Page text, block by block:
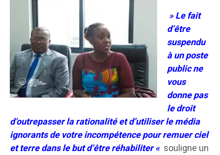
» Le fait
d’être
suspendu
à un poste
public ne
vous
donne pas
le droit
d’outrepasser la rationalité et d’utiliser le média
ignorants de votre incompétence pour remuer ciel
et terre dans le but d’être réhabiliter « souligne un